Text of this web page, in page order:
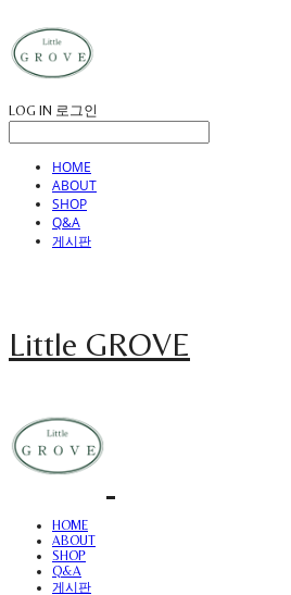
LOG IN 로그인
HOME
ABOUT
SHOP
Q&A
게시판
Little GROVE
HOME
ABOUT
SHOP
Q&A
게시판